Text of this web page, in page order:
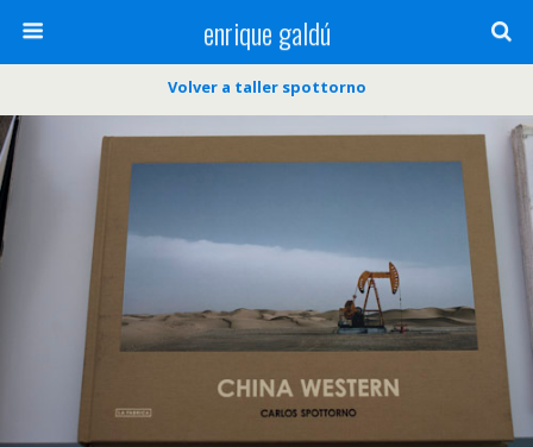
enrique galdú
Volver a taller spottorno